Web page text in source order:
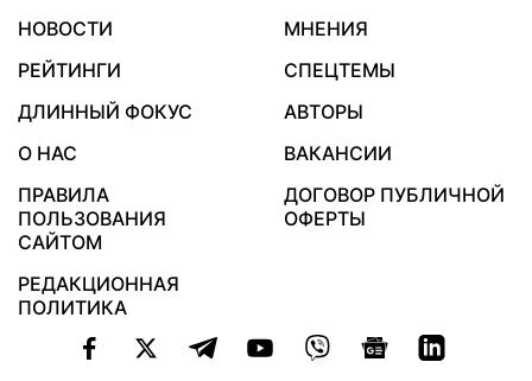
НОВОСТИ
МНЕНИЯ
РЕЙТИНГИ
СПЕЦТЕМЫ
ДЛИННЫЙ ФОКУС
АВТОРЫ
О НАС
ВАКАНСИИ
ПРАВИЛА
ПОЛЬЗОВАНИЯ
САЙТОМ
ДОГОВОР ПУБЛИЧНОЙ
ОФЕРТЫ
РЕДАКЦИОННАЯ
ПОЛИТИКА